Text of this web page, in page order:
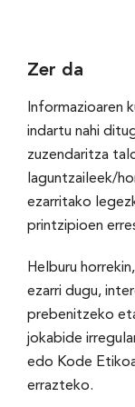
Zer da
Informazioaren
indartu nahi
zuzendaritza
laguntzaileek/
ezarritako
printzipioen
Helburu
ezarri dugu,
prebenitzeko
jokabide
edo Kode
errazteko.